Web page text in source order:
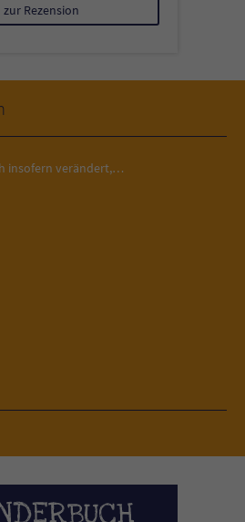
zur Rezension
insofern verändert,…